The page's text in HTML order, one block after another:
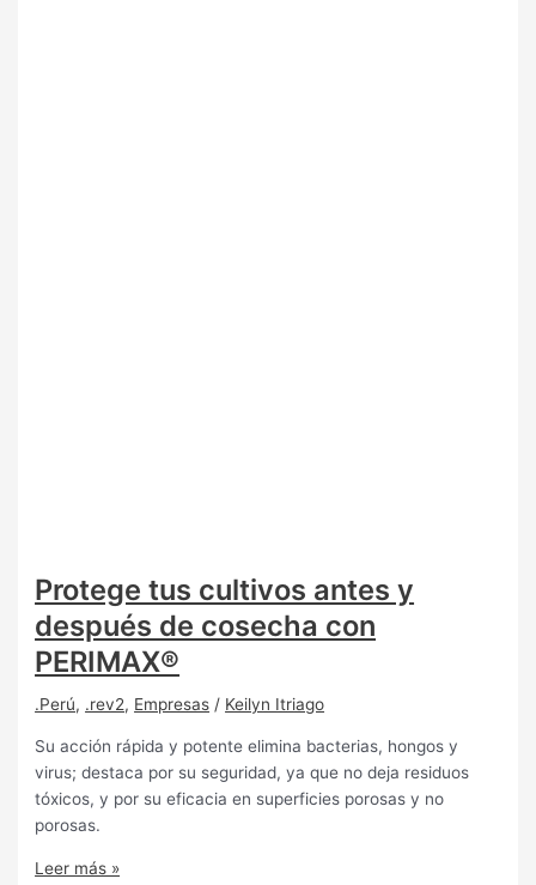
Protege tus cultivos antes y
después de cosecha con
PERIMAX®
.Perú, .rev2, Empresas / Keilyn Itriago
Su acción rápida y potente elimina bacterias, hongos y
virus; destaca por su seguridad, ya que no deja residuos
tóxicos, y por su eficacia en superficies porosas y no
porosas.
Leer más »